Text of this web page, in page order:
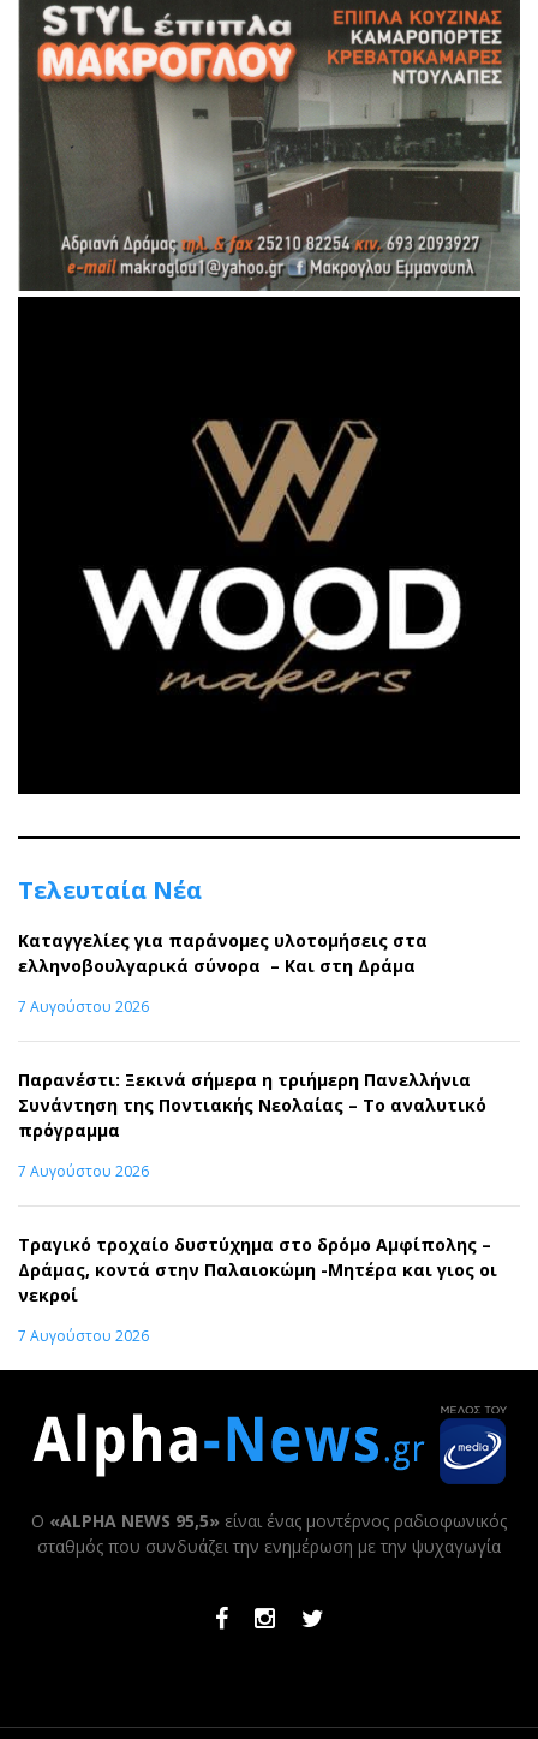
Τελευταία Νέα
Καταγγελίες για παράνομες υλοτομήσεις στα
ελληνοβουλγαρικά σύνορα – Και στη Δράμα
7 Αυγούστου 2026
Παρανέστι: Ξεκινά σήμερα η τριήμερη Πανελλήνια
Συνάντηση της Ποντιακής Νεολαίας – Το αναλυτικό
πρόγραμμα
7 Αυγούστου 2026
Τραγικό τροχαίο δυστύχημα στο δρόμο Αμφίπολης –
Δράμας, κοντά στην Παλαιοκώμη -Μητέρα και γιος οι
νεκροί
7 Αυγούστου 2026
Ο «ALPHA NEWS 95,5» είναι ένας μοντέρνος ραδιοφωνικός
σταθμός που συνδυάζει την ενημέρωση με την ψυχαγωγία
FacebookInstagramTwitter